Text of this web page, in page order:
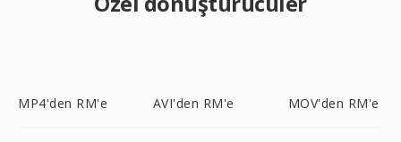
MP4'den RM'e AVI'den RM'e MOV'den RM'e